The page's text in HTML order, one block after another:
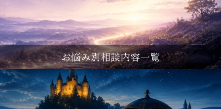
お悩み別相談内容一覧